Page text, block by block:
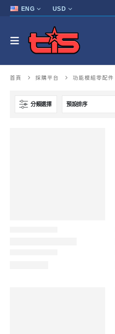
ENG USD
首頁 採購平台 功能模組零配件
分類選擇